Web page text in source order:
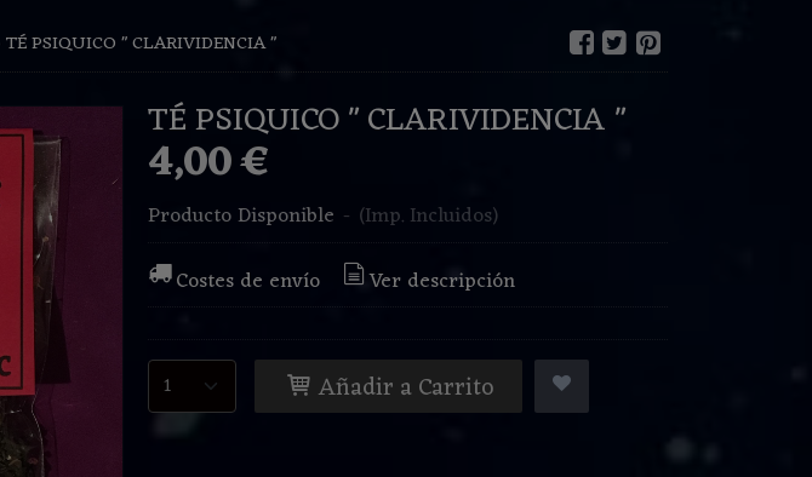
TÉ PSIQUICO " CLARIVIDENCIA "
TÉ PSIQUICO " CLARIVIDENCIA "
4,00 €
Producto Disponible - (Imp. Incluidos)
Costes de envío
Ver descripción
Añadir a Carrito